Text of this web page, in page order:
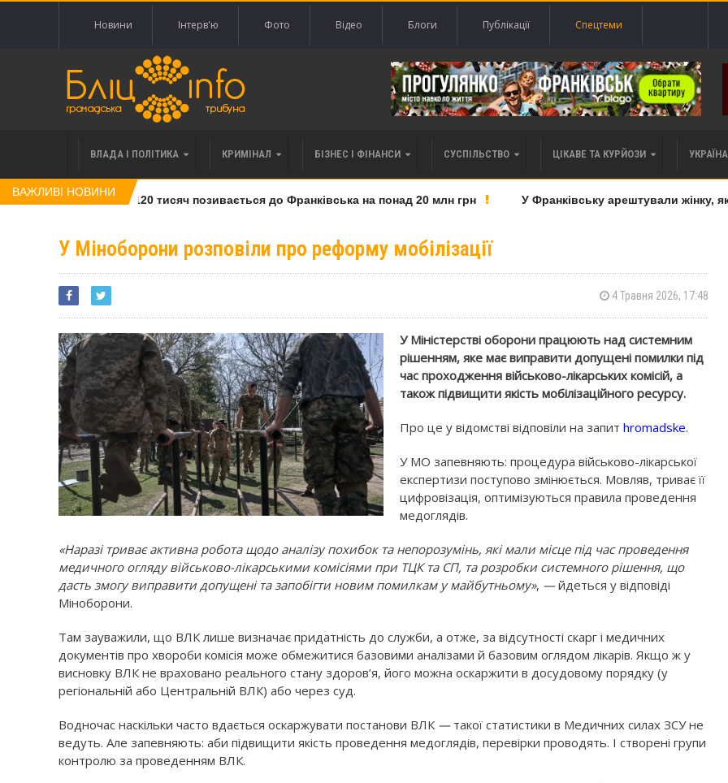
Новини Інтерв'ю Фото Відео Блоги Публікації Спецтеми
ВЛАДА І ПОЛІТИКА КРИМІНАЛ БІЗНЕС І ФІНАНСИ СУСПІЛЬСТВО ЦІКАВЕ ТА КУРЙОЗИ
ВАЖЛИВІ НОВИНИ
права вимоги за 120 тисяч позивається до Франківська на понад 20 млн грн У Франківську арештували жінку,
У Міноборони розповіли про реформу мобілізації
4 Травня 2026, 17:48
У Міністерстві оборони працюють над системним
рішенням, яке має виправити допущені помилки під
час проходження військово-лікарських комісій, а
також підвищити якість мобілізаційного ресурсу.
Про це у відомстві відповіли на запит hromadske.
У МО запевняють: процедура військово-лікарської
експертизи поступово змінюється. Мовляв, триває її
цифровізація, оптимізуються правила проведення
медоглядів.
«Наразі триває активна робота щодо аналізу похибок та непорозумінь, які мали місце під час проведення
медичного огляду військово-лікарськими комісіями при ТЦК та СП, та розробки системного рішення, що
дасть змогу виправити допущені та запобігти новим помилкам у майбутньому», —йдеться у відповіді
Міноборони.
Там зауважили, що ВЛК лише визначає придатність до служби, а отже, за відсутності скарг і медичних
документів про хвороби комісія може обмежитися базовими аналізами й базовим оглядом лікарів. Якщо ж у
висновку ВЛК не враховано реального стану здоров’я, його можна оскаржити в досудовому порядку (у
регіональній або Центральній ВЛК) або через суд.
Водночас наскільки часто вдається оскаржувати постанови ВЛК — такої статистики в Медичних силах ЗСУ не
ведуть. Але запевняють: аби підвищити якість проведення медоглядів, перевірки проводять. І створені групи
контролю за проведенням ВЛК.